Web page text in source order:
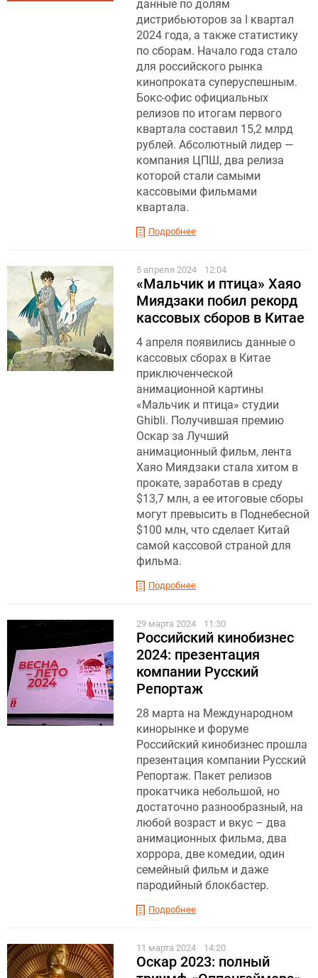
данные по долям
дистрибьюторов за I квартал
2024 года, а также статистику
по сборам. Начало года стало
для российского рынка
кинопроката суперуспешным.
Бокс-офис официальных
релизов по итогам первого
квартала составил 15,2 млрд
рублей. Абсолютный лидер —
компания ЦПШ, два релиза
которой стали самыми
кассовыми фильмами
квартала.
Подробнее
5 апреля 2024 12:04
«Мальчик и птица» Хаяо
Миядзаки побил рекорд
кассовых сборов в Китае
4 апреля появились данные о
кассовых сборах в Китае
приключенческой
анимационной картины
«Мальчик и птица» студии
Ghibli. Получившая премию
Оскар за Лучший
анимационный фильм, лента
Хаяо Миядзаки стала хитом в
прокате, заработав в среду
$13,7 млн, а ее итоговые сборы
могут превысить в Поднебесной
$100 млн, что сделает Китай
самой кассовой страной для
фильма.
Подробнее
29 марта 2024 11:30
Российский кинобизнес
2024: презентация
компании Русский
Репортаж
28 марта на Международном
кинорынке и форуме
Российский кинобизнес прошла
презентация компании Русский
Репортаж. Пакет релизов
прокатчика небольшой, но
достаточно разнообразный, на
любой возраст и вкус – два
анимационных фильма, два
хоррора, две комедии, один
семейный фильм и даже
пародийный блокбастер.
Подробнее
11 марта 2024 14:20
Оскар 2023: полный